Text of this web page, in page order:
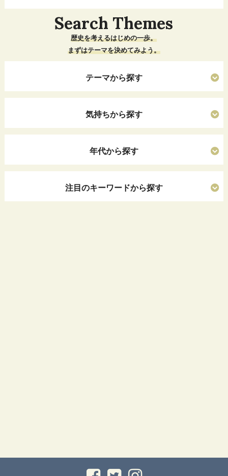
Search Themes
歴史を考えるはじめの一歩。
まずはテーマを決めてみよう。
テーマから探す
気持ちから探す
年代から探す
注目のキーワードから探す